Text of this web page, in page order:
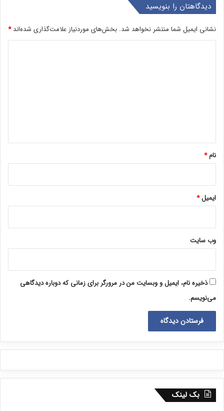
دیدگاهتان را بنویسید
نشانی ایمیل شما منتشر نخواهد شد. بخش‌های موردنیاز علامت‌گذاری شده‌اند*
نام*
ایمیل*
وب‌ سایت
ذخیره نام، ایمیل و وبسایت من در مرورگر برای زمانی که دوباره دیدگاهی
می‌نویسم.
بک لینک